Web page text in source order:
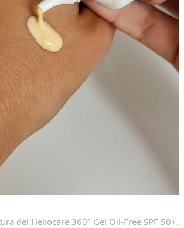
del Heliocare 360º Gel Oil-Free SPF 50+.